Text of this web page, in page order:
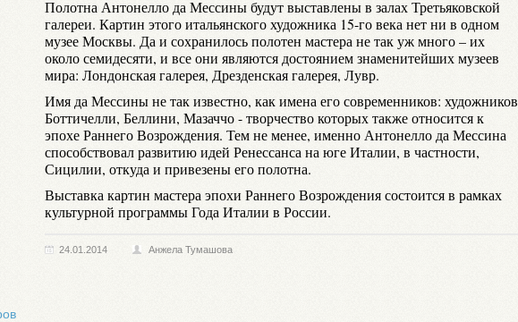
Полотна Антонелло да Мессины будут выставлены в залах Третьяковской
галереи. Картин этого итальянского художника 15-го века нет ни в одном
музее Москвы. Да и сохранилось полотен мастера не так уж много – их
около семидесяти, и все они являются достоянием знаменитейших музеев
мира: Лондонская галерея, Дрезденская галерея, Лувр.
Имя да Мессины не так известно, как имена его современников: художников
Боттичелли, Беллини, Мазаччо - творчество которых также относится к
эпохе Раннего Возрождения. Тем не менее, именно Антонелло да Мессина
способствовал развитию идей Ренессанса на юге Италии, в частности,
Сицилии, откуда и привезены его полотна.
Выставка картин мастера эпохи Раннего Возрождения состоится в рамках
культурной программы Года Италии в России.
24.01.2014 Анжела Тумашова